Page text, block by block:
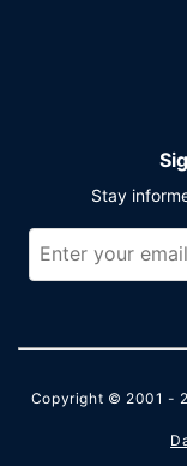
Stay
Copyright © 2001 -